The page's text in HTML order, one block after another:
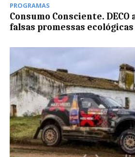
PROGRAMAS
Consumo Consciente.
falsas promessas ecológicas